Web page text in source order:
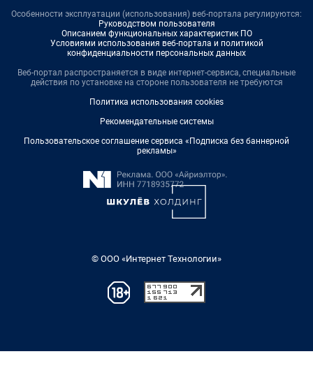
Особенности эксплуатации (использования) веб-портала регулируются:
Руководством пользователя
Описанием функциональных характеристик ПО
Условиями использования веб-портала и политикой
конфиденциальности персональных данных
Веб-портал распространяется в виде интернет-сервиса, специальные
действия по установке на стороне пользователя не требуются
Политика использования cookies
Рекомендательные системы
Пользовательское соглашение сервиса «Подписка без баннерной
рекламы»
© ООО «Интернет Технологии»